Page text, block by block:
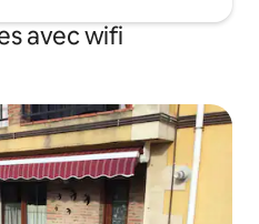
avec wifi